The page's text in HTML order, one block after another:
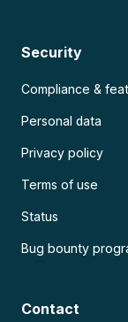
Security
Compliance &
Personal data
Privacy policy
Terms of use
Status
Bug bounty
Contact